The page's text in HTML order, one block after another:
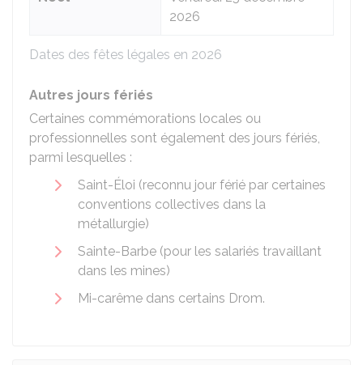
Dates des fêtes légales en 2026
2026
Autres jours fériés
Certaines commémorations locales ou
professionnelles sont également des jours fériés,
parmi lesquelles :
Saint-Éloi (reconnu jour férié par certaines
conventions collectives dans la
métallurgie)
Sainte-Barbe (pour les salariés travaillant
dans les mines)
Mi-carême dans certains Drom.